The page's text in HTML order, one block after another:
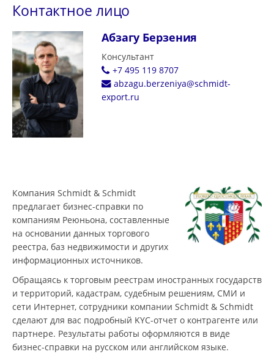
Контактное лицо
Абзагу Берзения
Консультант
+7 495 119 8707
abzagu.berzeniya@schmidt-
export.ru
Компания Schmidt & Schmidt
предлагает бизнес-справки по
компаниям Реюньона, составленные
на основании данных торгового
реестра, баз недвижимости и других
информационных источников.
Обращаясь к торговым реестрам иностранных государств
и территорий, кадастрам, судебным решениям, СМИ и
сети Интернет, сотрудники компании Schmidt & Schmidt
сделают для вас подробный KYC-отчет о контрагенте или
партнере. Результаты работы оформляются в виде
бизнес-справки на русском или английском языке.